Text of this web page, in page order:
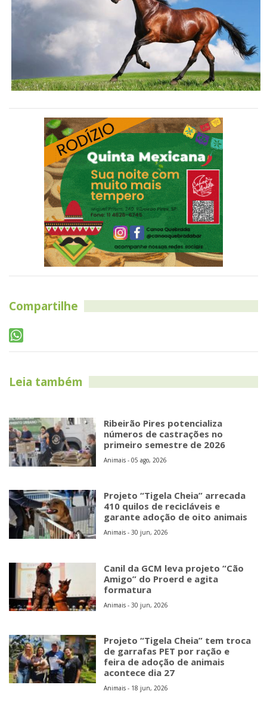
Compartilhe
Leia também
Ribeirão Pires potencializa
números de castrações no
primeiro semestre de 2026
Animais - 05 ago, 2026
Projeto “Tigela Cheia” arrecada
410 quilos de recicláveis e
garante adoção de oito animais
Animais - 30 jun, 2026
Canil da GCM leva projeto “Cão
Amigo” do Proerd e agita
formatura
Animais - 30 jun, 2026
Projeto “Tigela Cheia” tem troca
de garrafas PET por ração e
feira de adoção de animais
acontece dia 27
Animais - 18 jun, 2026